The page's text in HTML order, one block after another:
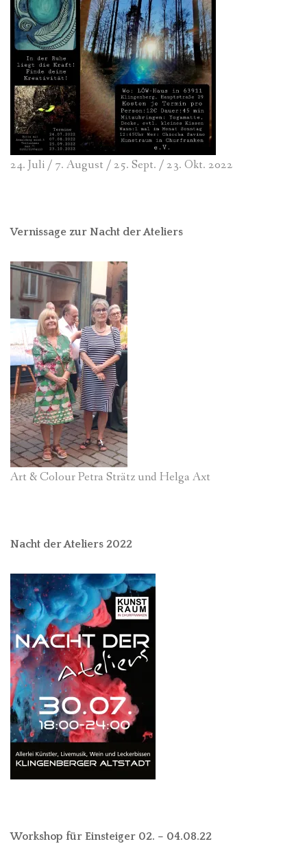
24. Juli / 7. August / 25. Sept. / 23. Okt. 2022
Vernissage zur Nacht der Ateliers
Art & Colour Petra Strätz und Helga Axt
Nacht der Ateliers 2022
Workshop für Einsteiger 02. – 04.08.22